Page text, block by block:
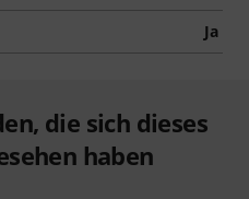
Ja
die sich dieses
haben